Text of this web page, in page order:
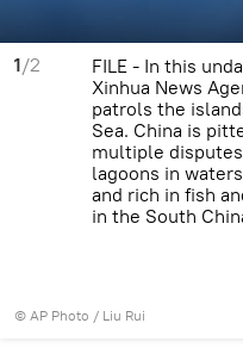
1/2
© AP Photo / Liu Rui
FILE - In this
Xinhua News
patrols the
Sea. China is
multiple
lagoons in
and rich in fish
in the South